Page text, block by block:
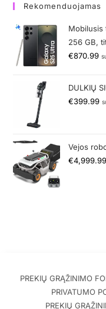
Rekomenduojamas
Mobilusis
256 GB,
€870.99
DULKIŲ
€399.99
Vejos
€4,999.99
PREKIŲ GRĄŽINIMO
PRIVATUMO
PREKIŲ